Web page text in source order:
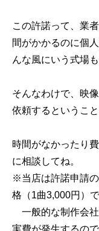
この許諾って、業
間がかかるのに個
んな風にいう式場
そんなわけで、映
依頼するというこ
時間がなかったり
に相談してね。
※当店は許諾申請
格（1曲3,000円）
一般的な制作会
実費が発生するの